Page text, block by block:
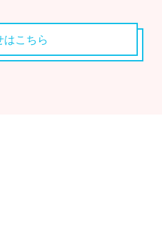
はこちら